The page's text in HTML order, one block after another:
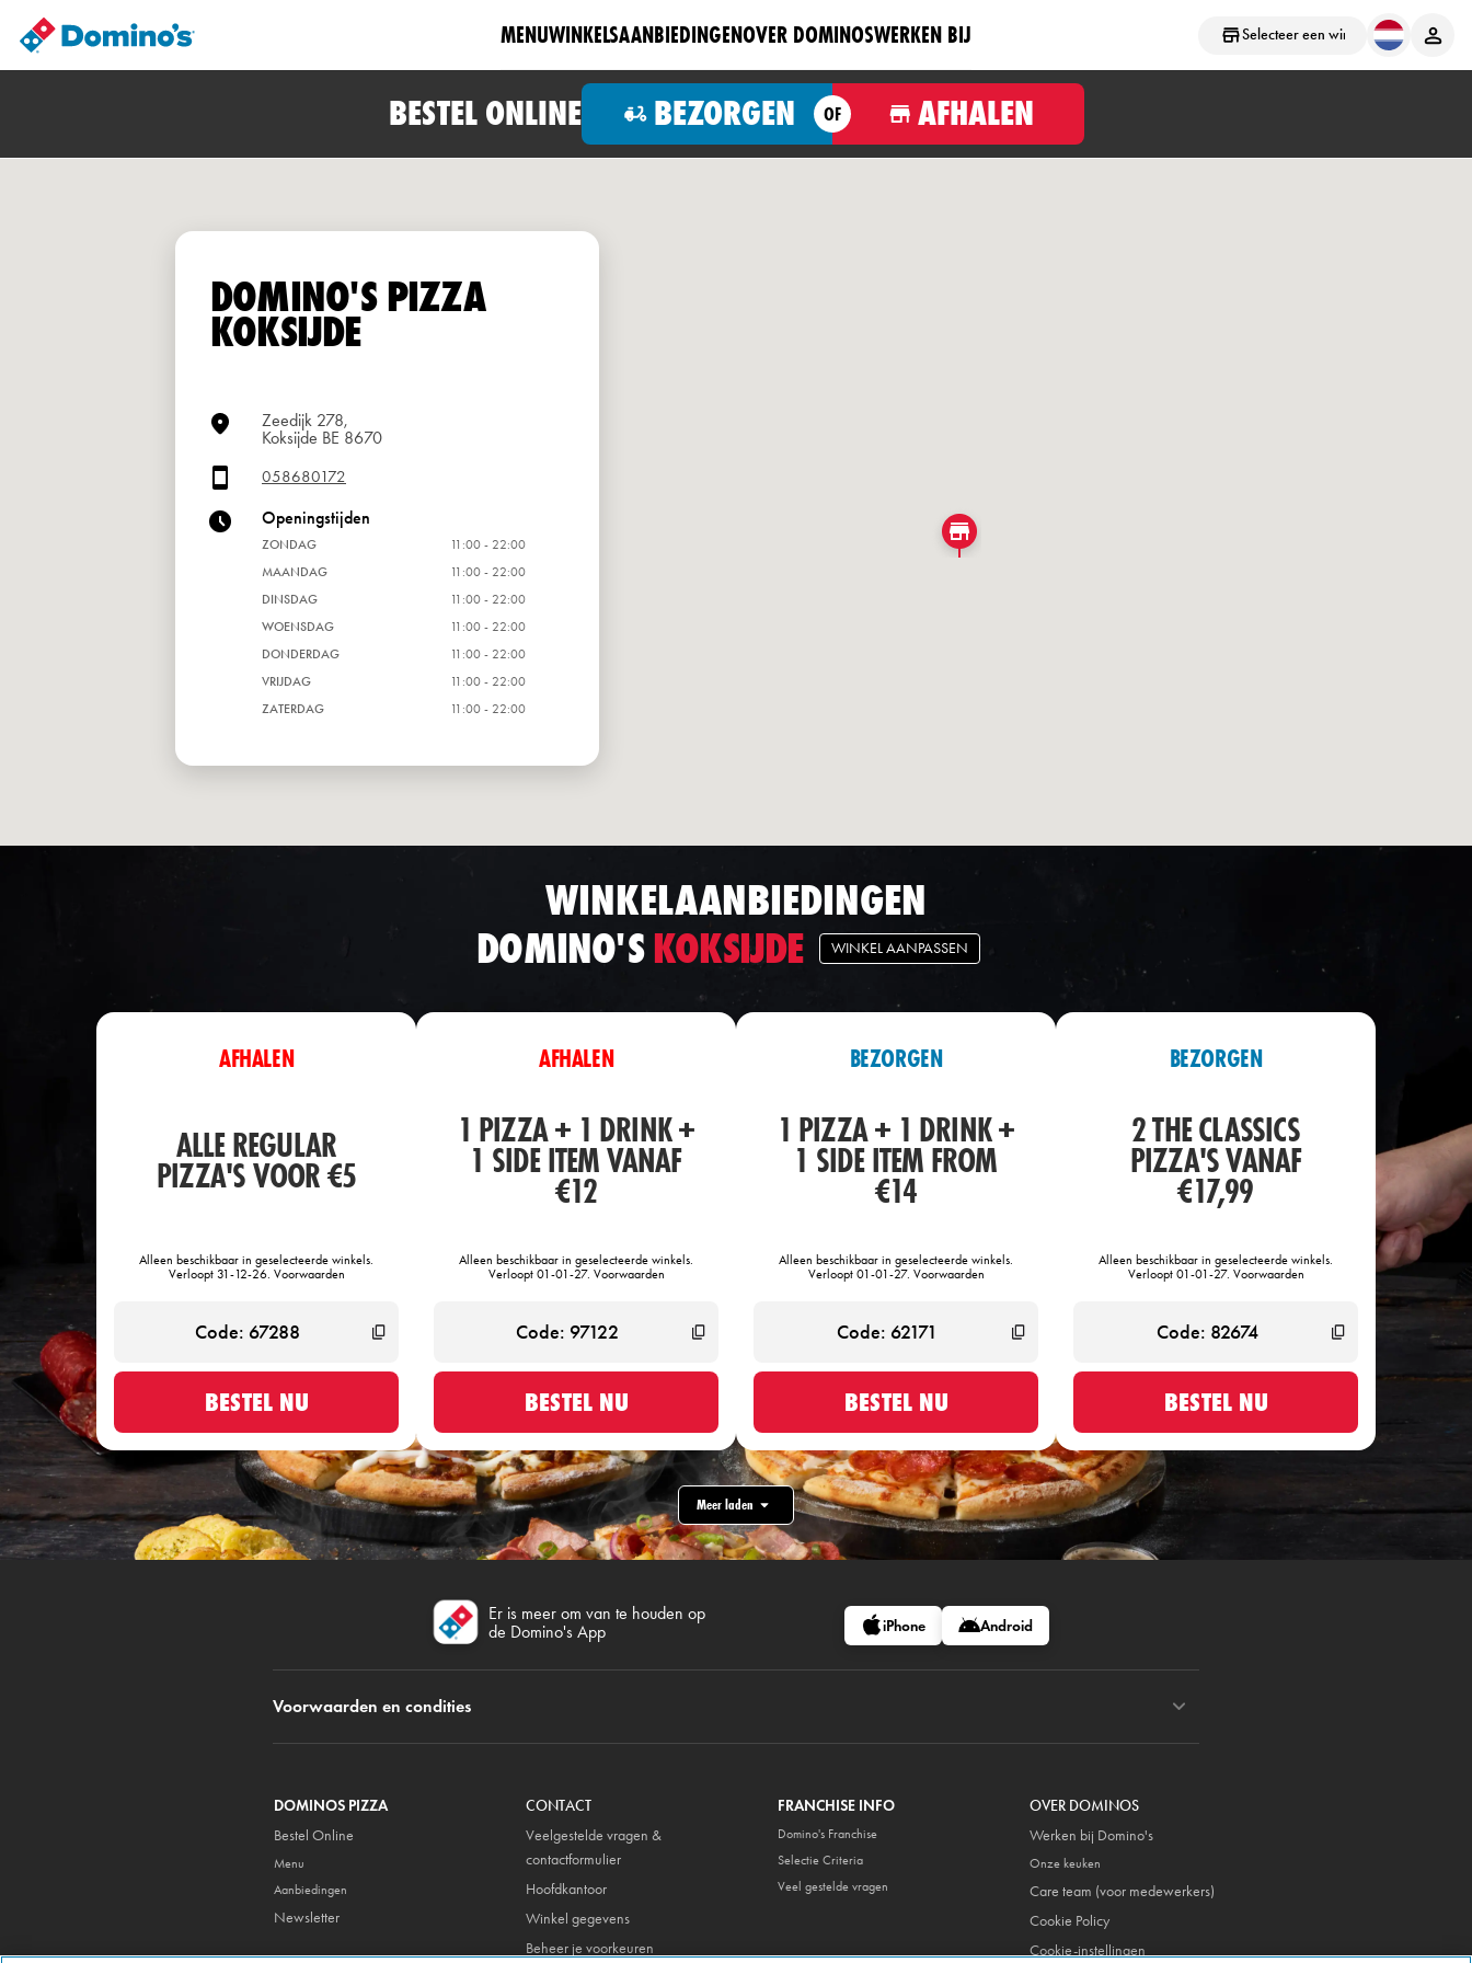
Selecteer een winkel
MENUWINKELSAANBIEDINGENOVER DOMINOSWERKEN BIJ
BESTEL ONLINE BEZORGEN OF AFHALEN
DOMINO'S PIZZA
KOKSIJDE
Zeedijk 278,
Koksijde BE 8670
058680172
Openingstijden
ZONDAG
11:00 - 22:00
MAANDAG
11:00 - 22:00
DINSDAG
11:00 - 22:00
WOENSDAG
11:00 - 22:00
DONDERDAG
11:00 - 22:00
VRIJDAG
11:00 - 22:00
ZATERDAG
11:00 - 22:00
WINKELAANBIEDINGEN
DOMINO'SKOKSIJDE WINKEL AANPASSEN
AFHALEN
ALLE REGULAR
PIZZA'S VOOR €5
Alleen beschikbaar in geselecteerde winkels.
Verloopt 31-12-26. Voorwaarden
BESTEL NU
AFHALEN
1 PIZZA + 1 DRINK +
1 SIDE ITEM VANAF
€12
Alleen beschikbaar in geselecteerde winkels.
Verloopt 01-01-27. Voorwaarden
BESTEL NU
BEZORGEN
1 PIZZA + 1 DRINK +
1 SIDE ITEM FROM
€14
Alleen beschikbaar in geselecteerde winkels.
Verloopt 01-01-27. Voorwaarden
BESTEL NU
BEZORGEN
2 THE CLASSICS
PIZZA'S VANAF
€17,99
Alleen beschikbaar in geselecteerde winkels.
Verloopt 01-01-27. Voorwaarden
BESTEL NU
Meer laden
Er is meer om van te houden op
de Domino's App
iPhone Android
Voorwaarden en condities
DOMINOS PIZZA
Bestel Online
Menu
Aanbiedingen
Newsletter
CONTACT
Veelgestelde vragen &
contactformulier
Hoofdkantoor
Winkel gegevens
Beheer je voorkeuren
FRANCHISE INFO
Domino's Franchise
Selectie Criteria
Veel gestelde vragen
OVER DOMINOS
Werken bij Domino's
Onze keuken
Care team (voor medewerkers)
Cookie Policy
Cookie-instellingen